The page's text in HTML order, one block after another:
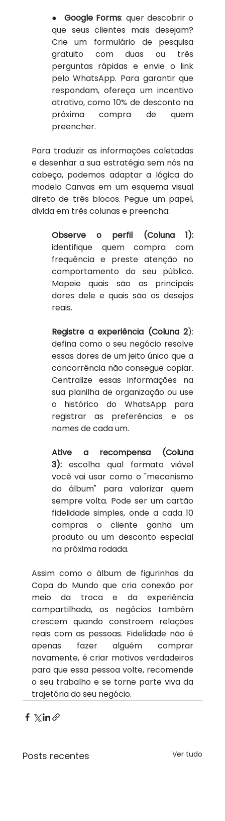
● Google Forms: quer descobrir o
que seus clientes mais desejam?
Crie um formulário de pesquisa
gratuito com duas ou três
perguntas rápidas e envie o link
pelo WhatsApp. Para garantir que
respondam, ofereça um incentivo
atrativo, como 10% de desconto na
próxima compra de quem
preencher.
Para traduzir as informações coletadas
e desenhar a sua estratégia sem nós na
cabeça, podemos adaptar a lógica do
modelo Canvas em um esquema visual
direto de três blocos. Pegue um papel,
divida em três colunas e preencha:
​Observe o perfil (Coluna 1):
identifique quem compra com
frequência e preste atenção no
comportamento do seu público.
Mapeie quais são as principais
dores dele e quais são os desejos
reais.
​Registre a experiência (Coluna 2):
defina como o seu negócio resolve
essas dores de um jeito único que a
concorrência não consegue copiar.
Centralize essas informações na
sua planilha de organização ou use
o histórico do WhatsApp para
registrar as preferências e os
nomes de cada um.
​Ative a recompensa (Coluna
3): escolha qual formato viável
você vai usar como o "mecanismo
do álbum" para valorizar quem
sempre volta. Pode ser um cartão
fidelidade simples, onde a cada 10
compras o cliente ganha um
produto ou um desconto especial
na próxima rodada.
Assim como o álbum de figurinhas da
Copa do Mundo que cria conexão por
meio da troca e da experiência
compartilhada, os negócios também
crescem quando constroem relações
reais com as pessoas. Fidelidade não é
apenas fazer alguém comprar
novamente, é criar motivos verdadeiros
para que essa pessoa volte, recomende
o seu trabalho e se torne parte viva da
trajetória do seu negócio.
Posts recentes Ver tudo